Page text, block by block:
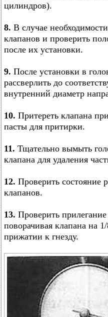
цилиндров).
8. В случае
клапанов и проверить
после их установки.
9. После установки в
рассверлить до
внутренний диаметр
10. Притереть клапана
пасты для притирки.
11. Тщательно вымыть
клапана для удаления
12. Проверить состояние
клапанов.
13. Проверить
поворачивая клапана на
прижатии к гнезду.